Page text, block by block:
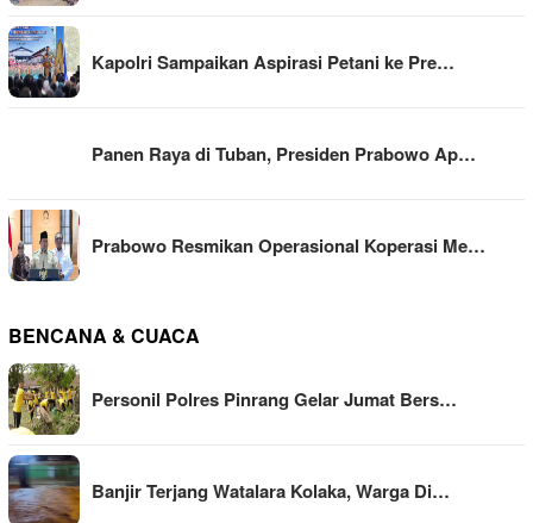
Kapolri Sampaikan Aspirasi Petani ke Pre…
Panen Raya di Tuban, Presiden Prabowo Ap…
Prabowo Resmikan Operasional Koperasi Me…
BENCANA & CUACA
Personil Polres Pinrang Gelar Jumat Bers…
Banjir Terjang Watalara Kolaka, Warga Di…